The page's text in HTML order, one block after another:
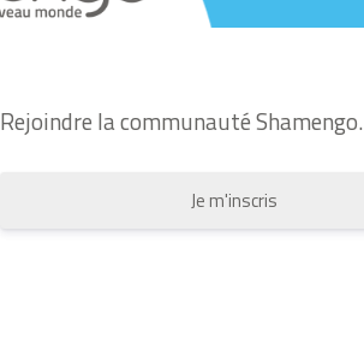
Rejoindre la communauté Shamengo.
Je m'inscris